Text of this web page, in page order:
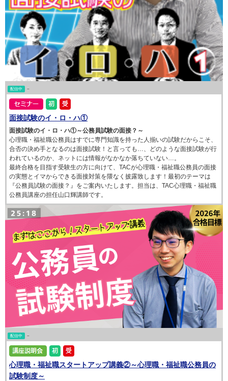
配信中 ~
面接試験のイ・ロ・ハ①
面接試験のイ・ロ・ハ①～公務員試験の面接？～
心理職・福祉職公務員はすでに専門知識を持った人揃いの試験だからこそ、
合否の決め手となるのは面接試験！と言っても…、どのような面接試験が行
われているのか、ネットには情報がなかなか落ちていない…。
最終合格を目指す受験生の方に向けて、TACが心理職・福祉職公務員の面接
の実態とイマからできる面接対策を隈なく披露致します！最初のテーマは
『公務員試験の面接？』をご案内いたします。担当は、TAC心理職・福祉職
公務員講座の担任山口輝講師です。
配信中 ~
心理職・福祉職スタートアップ講義②～心理職・福祉職公務員の
試験制度～